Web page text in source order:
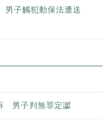
子觸犯動保法遭送
男子判無罪定讞